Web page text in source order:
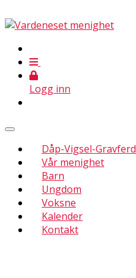
Logg inn
Dåp-Vigsel-Gravferd
Vår menighet
Barn
Ungdom
Voksne
Kalender
Kontakt